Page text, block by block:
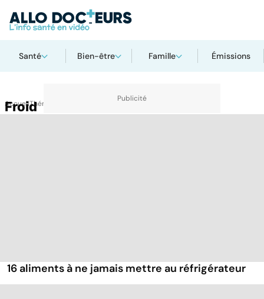
Santé Bien-être Famille Émissions
AccueilThématiques
Froid
16 aliments à ne jamais mettre au réfrigérateur